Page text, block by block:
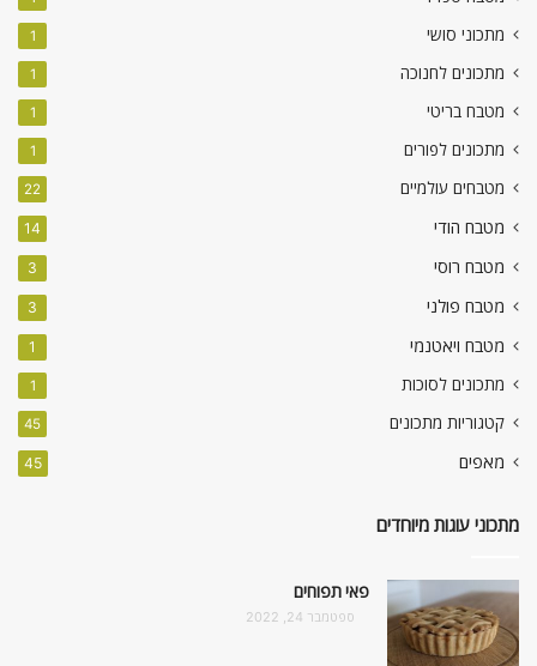
מתכוני סושי 1
מתכונים לחנוכה 1
מטבח בריטי 1
מתכונים לפורים 1
מטבחים עולמיים 22
מטבח הודי 14
מטבח רוסי 3
מטבח פולני 3
מטבח ויאטנמי 1
מתכונים לסוכות 1
קטגוריות מתכונים 45
מאפים 45
מתכוני עוגות מיוחדים
פאי תפוחים
ספטמבר 24, 2022